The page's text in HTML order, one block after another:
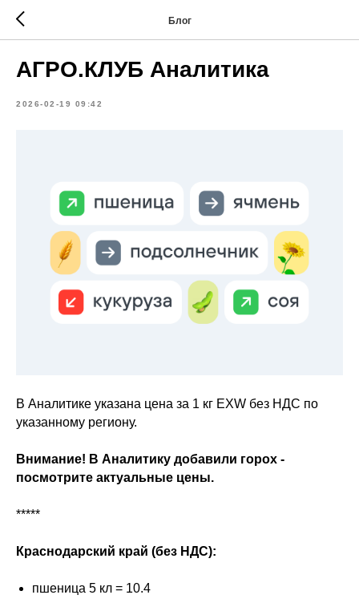
Блог
АГРО.КЛУБ Аналитика
2026-02-19 09:42
В Аналитике указана цена за 1 кг EXW без НДС по
указанному региону.
Внимание! В Аналитику добавили горох -
посмотрите актуальные цены.
*****
Краснодарский край (без НДС):
пшеница 5 кл = 10.4